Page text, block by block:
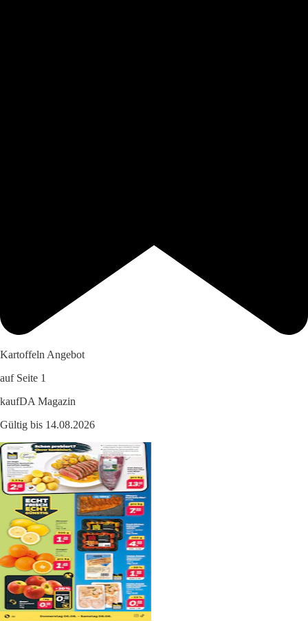
Kartoffeln Angebot
auf Seite 1
kaufDA Magazin
Gültig bis 14.08.2026